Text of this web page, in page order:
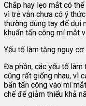
Chắp hay lẹo mắt có
vì trẻ vẫn chưa có ý
thường dùng tay để dụi
khuẩn tấn công mí mắt
Yếu tố làm tăng nguy cơ
Đa phần, các yếu tố
cũng rất giống nhau, vì
bẩn tấn công vào mí
chế để giảm thiểu khả